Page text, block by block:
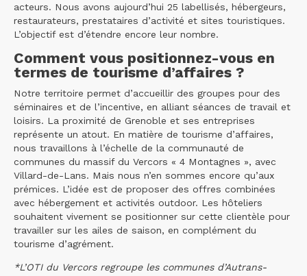
acteurs. Nous avons aujourd’hui 25 labellisés, hébergeurs,
restaurateurs, prestataires d’activité et sites touristiques.
L’objectif est d’étendre encore leur nombre.
Comment vous positionnez-vous en
termes de tourisme d’affaires ?
Notre territoire permet d’accueillir des groupes pour des
séminaires et de l’incentive, en alliant séances de travail et
loisirs. La proximité de Grenoble et ses entreprises
représente un atout. En matière de tourisme d’affaires,
nous travaillons à l’échelle de la communauté de
communes du massif du Vercors « 4 Montagnes », avec
Villard-de-Lans. Mais nous n’en sommes encore qu’aux
prémices. L’idée est de proposer des offres combinées
avec hébergement et activités outdoor. Les hôteliers
souhaitent vivement se positionner sur cette clientèle pour
travailler sur les ailes de saison, en complément du
tourisme d’agrément.
*L’OTI du Vercors regroupe les communes d’Autrans-